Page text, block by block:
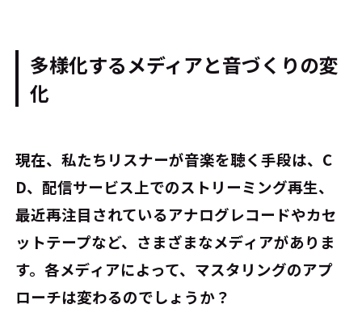
多様化するメディアと音づくりの変
化
――現在、私たちリスナーが音楽を聴く手段は、C
D、配信サービス上でのストリーミング再生、
最近再注目されているアナログレコードやカセ
ットテープなど、さまざまなメディアがありま
す。各メディアによって、マスタリングのアプ
ローチは変わるのでしょうか？